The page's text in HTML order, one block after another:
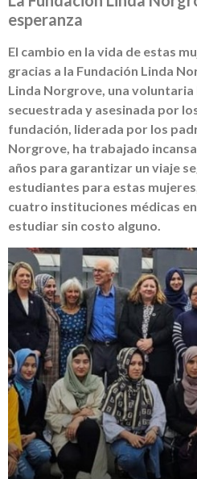
esperanza
El cambio en la vida de estas
gracias a la Fundación Linda
Linda Norgrove, una
secuestrada y asesinada por
fundación, liderada por los
Norgrove, ha trabajado
años para garantizar un viaje
estudiantes para estas
cuatro instituciones médicas
estudiar sin costo alguno.